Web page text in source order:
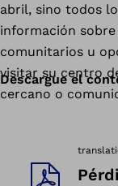
abril, sino todos
información
comunitarios u
visitar su centro
cercano o
Descargue el